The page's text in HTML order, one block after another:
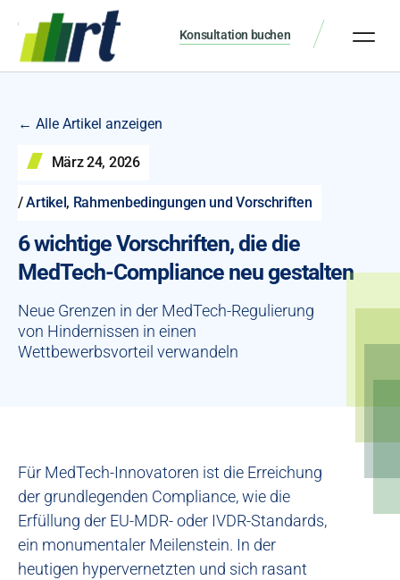
Konsultation buchen
← Alle Artikel anzeigen
März 24, 2026
/Artikel, Rahmenbedingungen und Vorschriften
6 wichtige Vorschriften, die die
MedTech-Compliance neu gestalten
Neue Grenzen in der MedTech-Regulierung
von Hindernissen in einen
Wettbewerbsvorteil verwandeln
Für MedTech-Innovatoren ist die Erreichung
der grundlegenden Compliance, wie die
Erfüllung der EU-MDR- oder IVDR-Standards,
ein monumentaler Meilenstein. In der
heutigen hypervernetzten und sich rasant